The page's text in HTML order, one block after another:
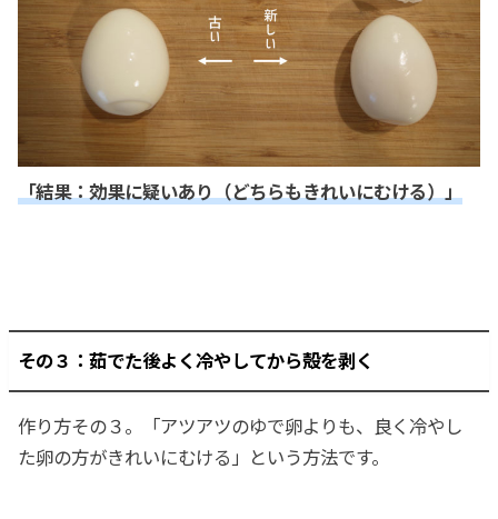
「結果：効果に疑いあり（どちらもきれいにむける）」
その３：茹でた後よく冷やしてから殻を剥く
作り方その３。「アツアツのゆで卵よりも、良く冷やし
た卵の方がきれいにむける」という方法です。